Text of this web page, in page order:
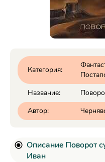
Категория:
Название:
Автор:
Описание Поворот
Иван